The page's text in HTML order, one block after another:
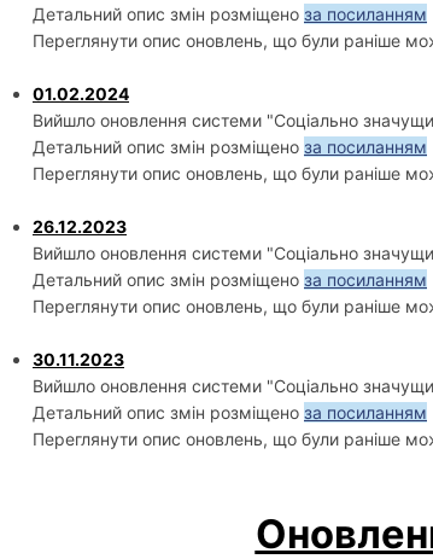
Детальний опис змін розміщено за посиланням
Переглянути опис оновлень, що були раніше
01.02.2024
Вийшло оновлення системи "Соціально
Детальний опис змін розміщено за посиланням
Переглянути опис оновлень, що були раніше
26.12.2023
Вийшло оновлення системи "Соціально
Детальний опис змін розміщено за посиланням
Переглянути опис оновлень, що були раніше
30.11.2023
Вийшло оновлення системи "Соціально
Детальний опис змін розміщено за посиланням
Переглянути опис оновлень, що були раніше